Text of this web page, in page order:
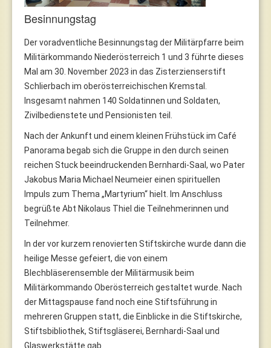
Besinnungstag
Der voradventliche Besinnungstag der Militärpfarre beim
Militärkommando Niederösterreich 1 und 3 führte dieses
Mal am 30. November 2023 in das Zisterzienserstift
Schlierbach im oberösterreichischen Kremstal.
Insgesamt nahmen 140 Soldatinnen und Soldaten,
Zivilbedienstete und Pensionisten teil.
Nach der Ankunft und einem kleinen Frühstück im Café
Panorama begab sich die Gruppe in den durch seinen
reichen Stuck beeindruckenden Bernhardi-Saal, wo Pater
Jakobus Maria Michael Neumeier einen spirituellen
Impuls zum Thema „Martyrium“ hielt. Im Anschluss
begrüßte Abt Nikolaus Thiel die Teilnehmerinnen und
Teilnehmer.
In der vor kurzem renovierten Stiftskirche wurde dann die
heilige Messe gefeiert, die von einem
Blechbläserensemble der Militärmusik beim
Militärkommando Oberösterreich gestaltet wurde. Nach
der Mittagspause fand noch eine Stiftsführung in
mehreren Gruppen statt, die Einblicke in die Stiftskirche,
Stiftsbibliothek, Stiftsgläserei, Bernhardi-Saal und
Glaswerkstätte gab.